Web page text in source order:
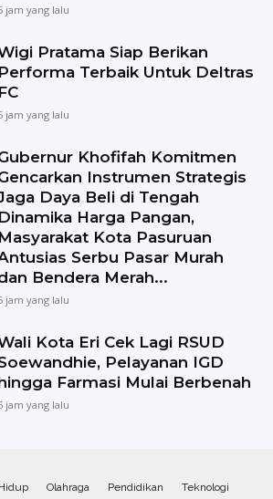
jam yang lalu
Pratama Siap Berikan
Performa Terbaik Untuk Deltras
FC
jam yang lalu
Khofifah Komitmen
Instrumen Strategis
Daya Beli di Tengah
Dinamika Harga Pangan,
Masyarakat Kota Pasuruan
Serbu Pasar Murah
Bendera Merah...
jam yang lalu
Kota Eri Cek Lagi RSUD
Pelayanan IGD
Farmasi Mulai Berbenah
jam yang lalu
Olahraga Pendidikan Teknologi